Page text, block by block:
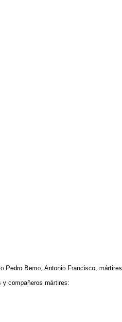
Bemo, Antonio Francisco, mártires.
compañeros mártires: